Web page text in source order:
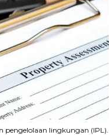
pengelolaan lingkungan (IPL).